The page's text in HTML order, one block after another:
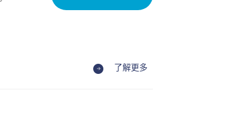
了解更多